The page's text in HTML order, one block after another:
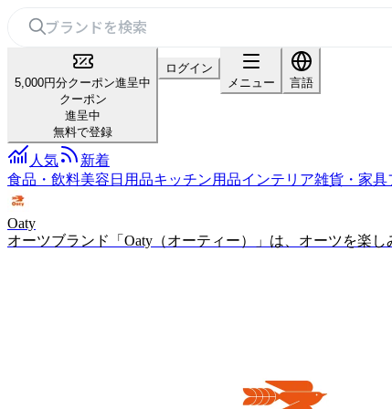
5,000円分クーポン進呈中
クーポン
進呈中
無料で登録
ログイン
メニュー
言語
人気
新着
食品・飲料美容 日用品キッチン用品インテリア雑貨・家具
Oaty
オーツブランド「Oaty（オーティー）」は、オーツを楽